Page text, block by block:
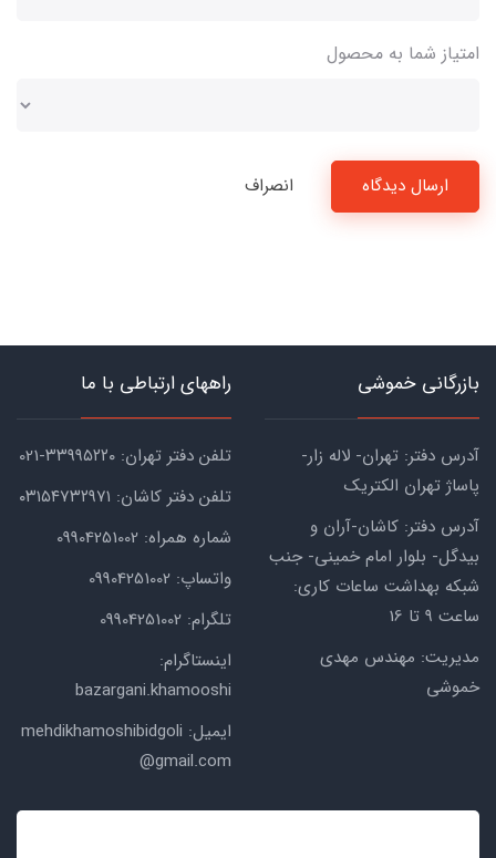
امتیاز شما به محصول
ارسال دیدگاه انصراف
بازرگانی خموشی
آدرس دفتر: تهران- لاله زار-
پاساژ تهران الکتریک
آدرس دفتر: کاشان-آران و
بیدگل- بلوار امام خمینی- جنب
شبکه بهداشت ساعات کاری:
ساعت ۹ تا 16
مدیریت: مهندس مهدی
خموشی
راههای ارتباطی با ما
تلفن دفتر تهران: ۳۳۹۹۵۲۲۰-021
تلفن دفتر کاشان: ۰۳۱۵۴۷۳۲۹۷۱
شماره همراه: 09904251002
واتساپ: 09904251002
تلگرام: 09904251002
اینستاگرام:
bazargani.khamooshi
ایمیل: mehdikhamoshibidgoli
@gmail.com